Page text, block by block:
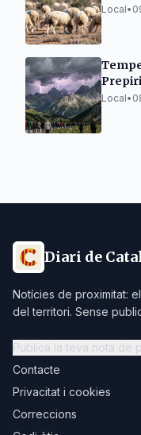
Local•
Local•
Diari de
Notícies de proximitat:
del territori. Sense
Publica la teva nota de
Contacte
Privacitat i cookies
Correccions